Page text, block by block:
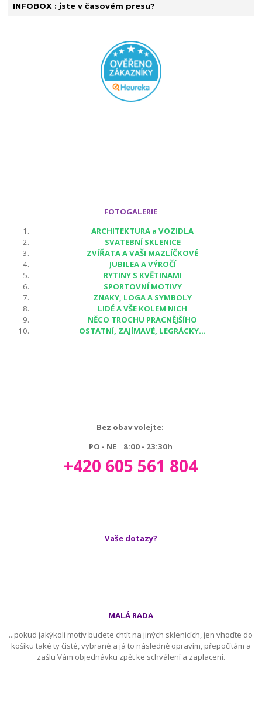
INFOBOX : jste v časovém presu?
FOTOGALERIE
ARCHITEKTURA a VOZIDLA
SVATEBNÍ SKLENICE
ZVÍŘATA A VAŠI MAZLÍČKOVÉ
JUBILEA A VÝROČÍ
RYTINY S KVĚTINAMI
SPORTOVNÍ MOTIVY
ZNAKY, LOGA A SYMBOLY
LIDÉ A VŠE KOLEM NICH
NĚCO TROCHU PRACNĚJŠÍHO
OSTATNÍ, ZAJÍMAVÉ, LEGRÁCKY...
Bez obav volejte:
PO - NE 8:00 - 23:30h
+420 605 561 804
Vaše dotazy?
MALÁ RADA
...pokud jakýkoli motiv budete chtít na jiných sklenicích, jen vhoďte do
košíku také ty čisté, vybrané a já to následně opravím, přepočítám a
zašlu Vám objednávku zpět ke schválení a zaplacení.